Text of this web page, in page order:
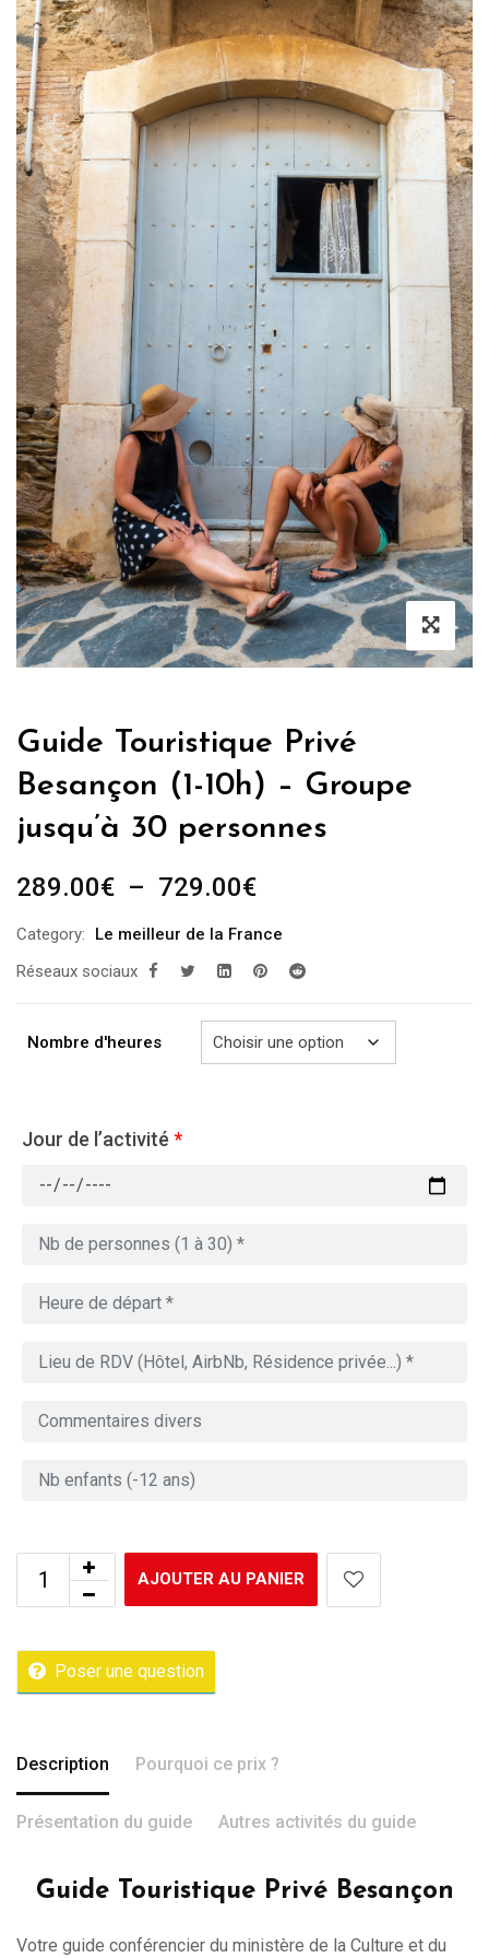
Guide Touristique Privé
Besançon (1-10h) – Groupe
jusqu’à 30 personnes
289.00€ – 729.00€Plage
prix :
289.00€
729.00€
Category:
Le meilleur de la France
Réseaux sociaux
Nombre d'heures
Jour de l’activité *
AJOUTER AU PANIER
Poser une question
Description Pourquoi ce prix ?
Présentation du guide Autres activités du guide
Guide Touristique Privé Besançon
Votre guide conférencier du ministère de la Culture et du